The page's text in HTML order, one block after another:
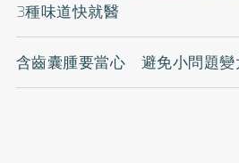
3種味道快就醫
含齒囊腫要當心 避免小問題變